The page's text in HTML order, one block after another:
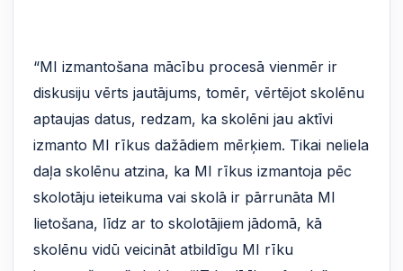
“MI izmantošana mācību procesā vienmēr ir
diskusiju vērts jautājums, tomēr, vērtējot skolēnu
aptaujas datus, redzam, ka skolēni jau aktīvi
izmanto MI rīkus dažādiem mērķiem. Tikai neliela
daļa skolēnu atzina, ka MI rīkus izmantoja pēc
skolotāju ieteikuma vai skolā ir pārrunāta MI
lietošana, līdz ar to skolotājiem jādomā, kā
skolēnu vidū veicināt atbildīgu MI rīku